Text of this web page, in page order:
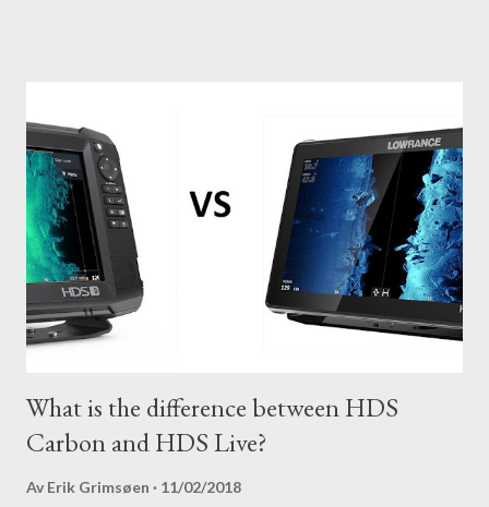
What is the difference between HDS
Carbon and HDS Live?
Av Erik Grimsøen 11/02/2018